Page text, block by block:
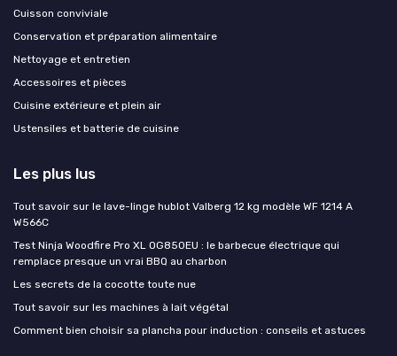
Cuisson conviviale
Conservation et préparation alimentaire
Nettoyage et entretien
Accessoires et pièces
Cuisine extérieure et plein air
Ustensiles et batterie de cuisine
Les plus lus
Tout savoir sur le lave-linge hublot Valberg 12 kg modèle WF 1214 A
W566C
Test Ninja Woodfire Pro XL OG850EU : le barbecue électrique qui
remplace presque un vrai BBQ au charbon
Les secrets de la cocotte toute nue
Tout savoir sur les machines à lait végétal
Comment bien choisir sa plancha pour induction : conseils et astuces